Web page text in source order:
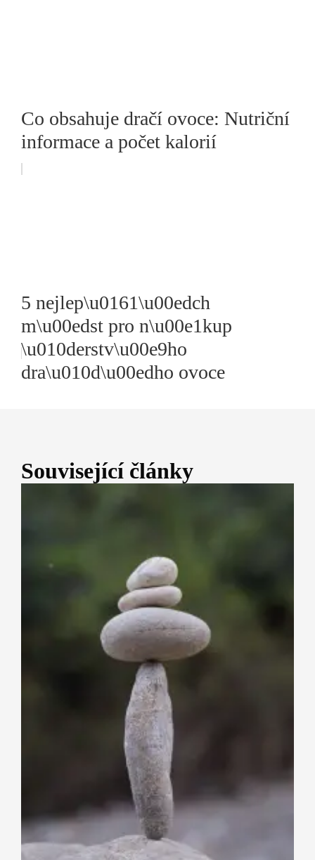
Co obsahuje dračí ovoce: Nutriční
informace a počet kalorií
5 nejlep\u0161\u00edch
m\u00edst pro n\u00e1kup
\u010derstv\u00e9ho
dra\u010d\u00edho ovoce
Související články